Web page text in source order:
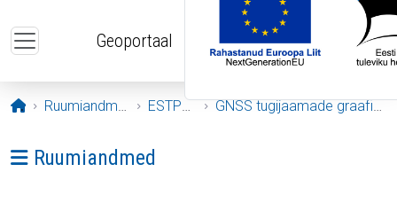
Geoportaal
Avaleht
Ruumiandmed ESTPOS GNSS tugijaamade graafikud
Ava menüü: Ruumiandmed
Ruumiandmed